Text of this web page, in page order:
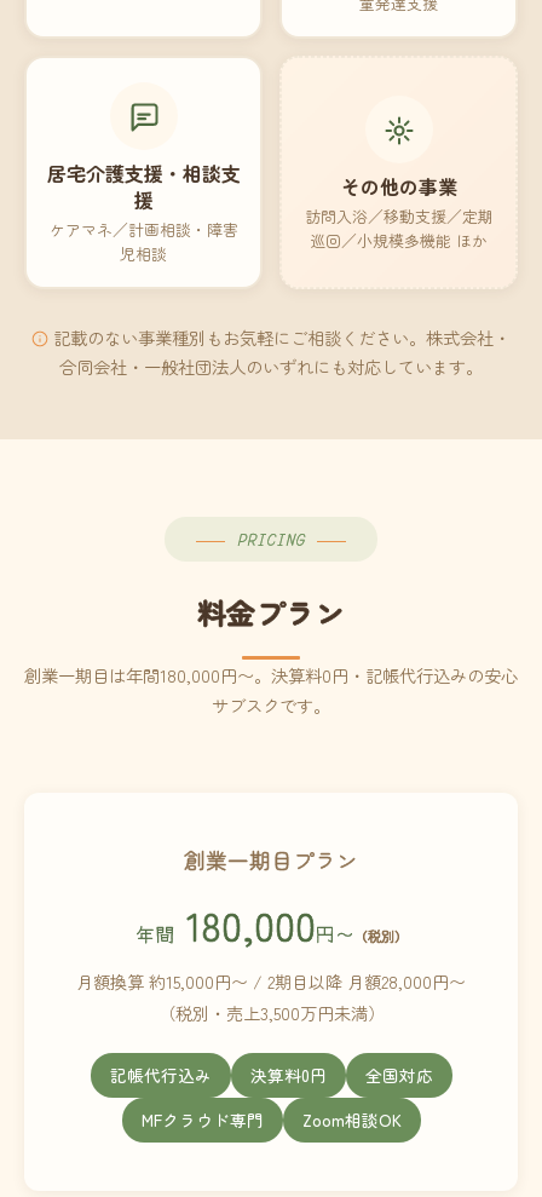
居宅介護支援・相談支
援
ケアマネ／計画相談・障害
児相談
その他の事業
訪問入浴／移動支援／定期
巡回／小規模多機能 ほか
記載のない事業種別もお気軽にご相談ください。株式会社・
合同会社・一般社団法人のいずれにも対応しています。
PRICING
料金プラン
創業一期目は年間180,000円〜。決算料0円・記帳代行込みの安心
サブスクです。
創業一期目プラン
年間 180,000円〜 （税別）
月額換算 約15,000円〜 / 2期目以降 月額28,000円〜
（税別・売上3,500万円未満）
記帳代行込み 決算料0円
全国対応
MFクラウド専門
Zoom相談OK